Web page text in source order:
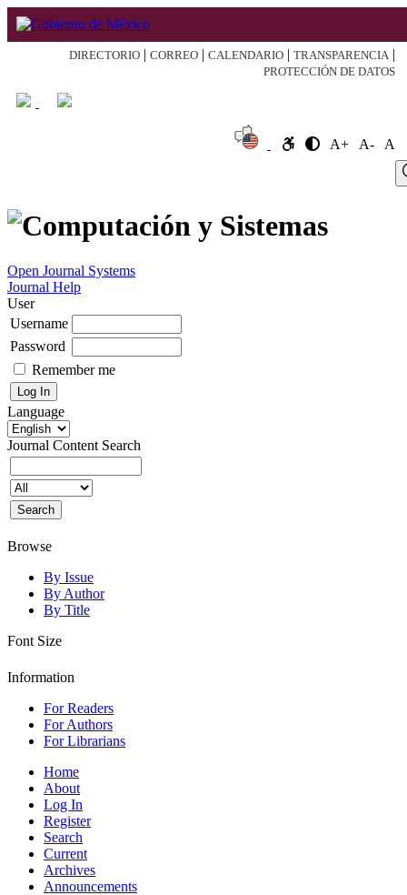
DIRECTORIO | CORREO | CALENDARIO | TRANSPARENCIA |
PROTECCIÓN DE DATOS
A+ A-
A
Open Journal Systems
Journal Help
User
Username
Password
Remember me
Language
Journal Content Search
Browse
By Issue
By Author
By Title
Font Size
Information
For Readers
For Authors
For Librarians
Home
About
Log In
Register
Search
Current
Archives
Announcements